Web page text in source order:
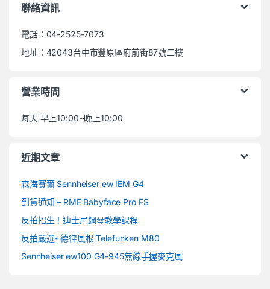
聯絡資訊
電話：04-2525-7073
地址：42043台中市豐原區府前街87號二樓
營業時間
每天 早上10:00~晚上10:00
近期文章
森海賽爾 Sennheiser ew IEM G4
到貨通知 – RME Babyface Pro FS
反拍招生！迪士尼鋼琴教學課程
反拍嚴選- 德律風根 Telefunken M80
Sennheiser ew100 G4-945無線手握麥克風